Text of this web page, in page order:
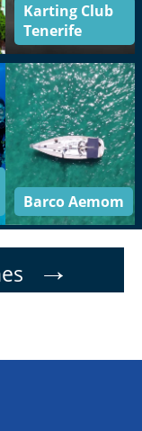
Karting Club
Tenerife
Barco Aemom
→